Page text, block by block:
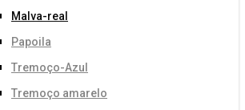
Malva-real
Papoila
Tremoço-Azul
Tremoço amarelo